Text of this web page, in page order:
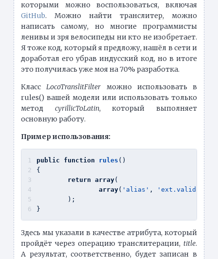
которыми можно воспользоваться, включая
GitHub. Можно найти транслитер, можно
написать самому, но многие программисты
ленивы и зря велосипеды ни кто не изобретает.
Я тоже код, который я предложу, нашёл в сети и
доработал его убрав индусский код, но в итоге
это получилась уже моя на 70% разработка.
КлассLocoTranslitFilter можно использовать в
rules() вашей модели или использовать только
метод cyrillicToLatin, который выполняет
основную работу.
Пример использования:
public function rules ( )
{
return
array(
array( 'alias' ,
	);
}
Здесь мы указали в качестве атрибута, который
пройдёт через операцию транслитерации, title.
А результат, соответственно, будет записан в